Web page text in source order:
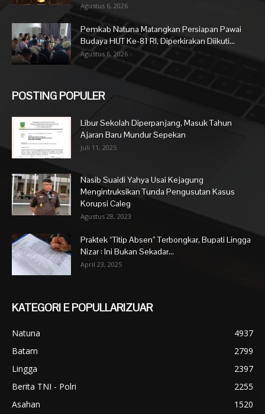
Agustus 6, 2026
Pemkab Natuna Matangkan Persiapan Pawai
Budaya HUT Ke-81 RI, Diperkirakan Diikuti...
Agustus 6, 2026
POSTING POPULER
Libur Sekolah Diperpanjang, Masuk Tahun
Ajaran Baru Mundur Sepekan
Juli 11, 2025
Nasib Suaidi Yahya Usai Kejagung
Mengintruksikan Tunda Pengusutan Kasus
Korupsi Caleg
Agustus 28, 2023
Praktek “Titip Absen” Terbongkar, Bupati Lingga
Nizar : Ini Bukan Sekadar...
April 23, 2025
KATEGORI E POPULLARIZUAR
Natuna
4937
Batam
2799
Lingga
2397
Berita TNI - Polri
2255
Asahan
1520